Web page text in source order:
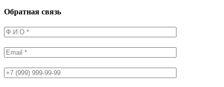
Обратная связь